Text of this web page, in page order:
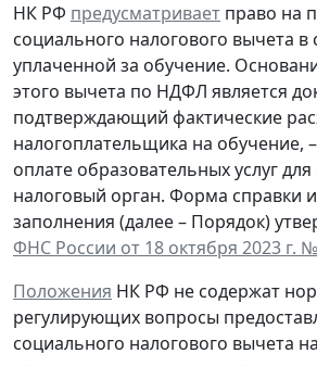
НК РФ предусматривает право на
социального налогового вычета в
уплаченной за обучение.
этого вычета по НДФЛ является
подтверждающий фактические
налогоплательщика на обучение,
оплате образовательных услуг
налоговый орган. Форма справки
заполнения (далее – Порядок)
ФНС России от 18 октября 2023 г.
Положения НК РФ не содержат
регулирующих вопросы
социального налогового вычета